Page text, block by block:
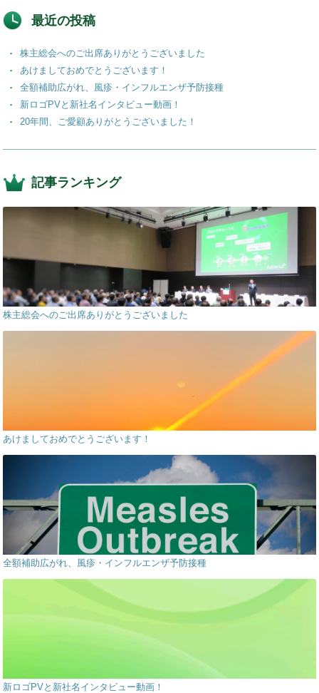
最近の投稿
株主総会へのご出席ありがとうございました
あけましておめでとうございます！
全額補助広がれ、風疹・インフルエンザ予防接種
新ロゴPVと新社名インタビュー動画！
20年間、ご愛顧ありがとうございました！
記事ランキング
株主総会へのご出席ありがとうございました
あけましておめでとうございます！
全額補助広がれ、風疹・インフルエンザ予防接種
新ロゴPVと新社名インタビュー動画！